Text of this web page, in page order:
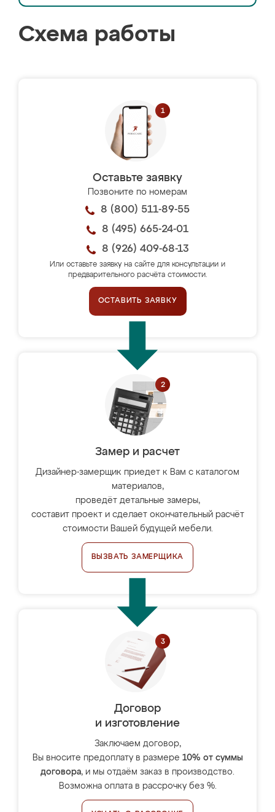
Схема работы
Оставьте заявку
Позвоните по номерам
8 (800) 511-89-55
8 (495) 665-24-01
8 (926) 409-68-13
Или оставьте заявку на сайте для консультации и
предварительного расчёта стоимости.
ОСТАВИТЬ ЗАЯВКУ
Замер и расчет
Дизайнер-замерщик приедет к Вам с каталогом
материалов,
проведёт детальные замеры,
составит проект и сделает окончательный расчёт
стоимости Вашей будущей мебели.
ВЫЗВАТЬ ЗАМЕРЩИКА
Договор
и изготовление
Заключаем договор,
Вы вносите предоплату в размере 10% от суммы
договора, и мы отдаём заказ в производство.
Возможна оплата в рассрочку без %.